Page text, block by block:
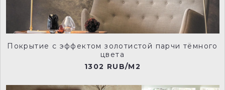
Покрытие с эффектом золотистой парчи тёмного
цвета
1302 RUB/M2